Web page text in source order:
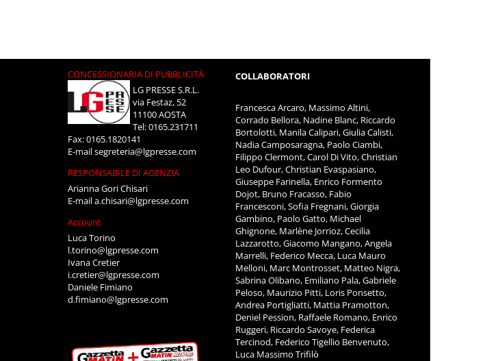
CONCESSIONARIA DI PUBBLICITÀ
LG PRESSE S.R.L.
via Festaz, 52
11100 AOSTA
Tel: 0165.231711
Fax: 0165.1820141
E-mailsegreteria@lgpresse.com
RESPONSABILE DI AGENZIA
Arianna Gori Chisari
E-maila.chisari@lgpresse.com
Account
Luca Torino
l.torino@lgpresse.com
Ivana Cretier
i.cretier@lgpresse.com
Daniele Fimiano
d.fimiano@lgpresse.com
COLLABORATORI
Francesca Arcaro, Massimo Altini,
Corrado Bellora, Nadine Blanc, Riccardo
Bortolotti, Manila Calipari, Giulia Calisti,
Nadia Camposaragna, Paolo Ciambi,
Filippo Clermont, Carol Di Vito, Christian
Leo Dufour, Christian Evaspasiano,
Giuseppe Farinella, Enrico Formento
Dojot, Bruno Fracasso, Fabio
Francesconi, Sofia Fregnani, Giorgia
Gambino, Paolo Gatto, Michael
Ghignone, Marlène Jorrioz, Cecilia
Lazzarotto, Giacomo Mangano, Angela
Marrelli, Federico Mecca, Luca Mauro
Melloni, Marc Montrosset, Matteo Nigra,
Sabrina Olibano, Emiliano Pala, Gabriele
Peloso, Maurizio Pitti, Loris Ponsetto,
Andrea Portigliatti, Mattia Pramotton,
Deniel Pession, Raffaele Romano, Enrico
Ruggeri, Riccardo Savoye, Federica
Tercinod, Federico Tigellio Benvenuto,
Luca Massimo Trifilò